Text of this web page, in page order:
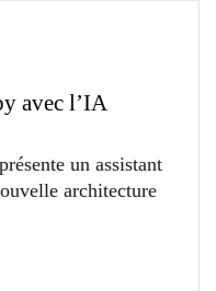
avec l’IA
un assistant
architecture